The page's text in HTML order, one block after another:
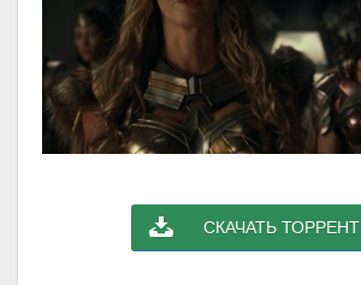
СКАЧАТЬ ТОРРЕНТ